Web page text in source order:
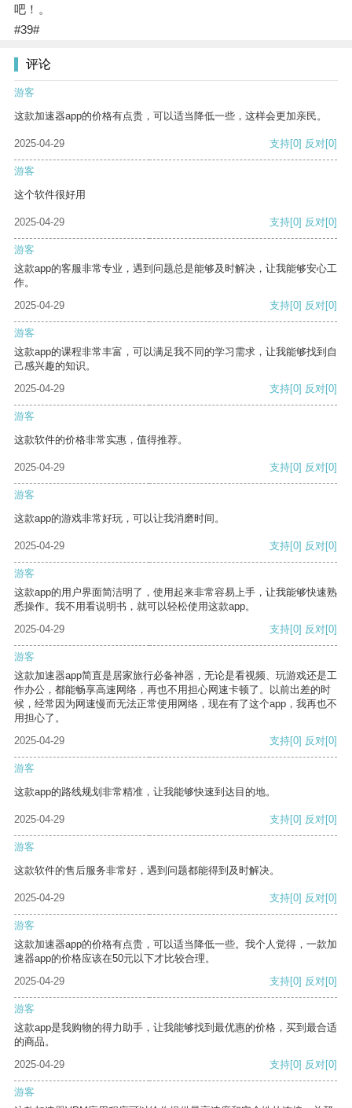
吧！。
#39#
评论
游客
这款加速器app的价格有点贵，可以适当降低一些，这样会更加亲民。
2025-04-29 支持[0] 反对[0]
游客
这个软件很好用
2025-04-29 支持[0] 反对[0]
游客
这款app的客服非常专业，遇到问题总是能够及时解决，让我能够安心工
作。
2025-04-29
支持[0] 反对[0]
游客
这款app的课程非常丰富，可以满足我不同的学习需求，让我能够找到自
己感兴趣的知识。
2025-04-29
支持[0] 反对[0]
游客
这款软件的价格非常实惠，值得推荐。
2025-04-29 支持[0] 反对[0]
游客
这款app的游戏非常好玩，可以让我消磨时间。
2025-04-29 支持[0] 反对[0]
游客
这款app的用户界面简洁明了，使用起来非常容易上手，让我能够快速熟
悉操作。我不用看说明书，就可以轻松使用这款app。
2025-04-29
支持[0] 反对[0]
游客
这款加速器app简直是居家旅行必备神器，无论是看视频、玩游戏还是工
作办公，都能畅享高速网络，再也不用担心网速卡顿了。以前出差的时
候，经常因为网速慢而无法正常使用网络，现在有了这个app，我再也不
用担心了。
2025-04-29
支持[0] 反对[0]
游客
这款app的路线规划非常精准，让我能够快速到达目的地。
2025-04-29 支持[0] 反对[0]
游客
这款软件的售后服务非常好，遇到问题都能得到及时解决。
2025-04-29 支持[0] 反对[0]
游客
这款加速器app的价格有点贵，可以适当降低一些。我个人觉得，一款加
速器app的价格应该在50元以下才比较合理。
2025-04-29
支持[0] 反对[0]
游客
这款app是我购物的得力助手，让我能够找到最优惠的价格，买到最合适
的商品。
2025-04-29
支持[0] 反对[0]
游客